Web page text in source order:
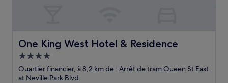
One King West Hotel & Residence
One King West Hotel & Residence
Hébergement
4.0 étoiles
Quartier financier, à 8,2 km de : Arrêt de tram Queen St East
at Neville Park Blvd